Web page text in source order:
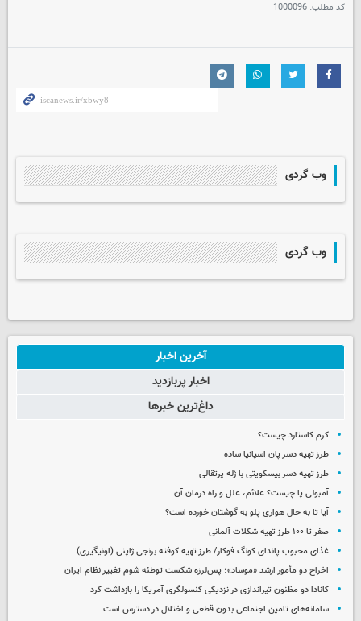
کد مطلب: 1000096
وب گردی
وب گردی
آخرین اخبار
اخبار پربازدید
داغ‌ترین خبرها
کرم کاستارد چیست؟
طرز تهیه دسر پان اسپانیا ساده
طرز تهیه دسر بیسکویتی با ژله پرتقالی
آمبولی پا چیست؟ علائم، علل و راه درمان آن
آیا تا به حال هواری پلو به گوشتان خورده است؟
صفر تا ۱۰۰ طرز تهیه شکلات آلمانی
غذای محبوب پاندای کونگ فوکار/ طرز تهیه کوفته برنجی ژاپنی (اونیگیری)
اخراج دو مأمور ارشد «موساد»؛ پس‌لرزه شکست توطئه شوم تغییر نظام ایران
کانادا دو مظنون تیراندازی در نزدیکی کنسولگری آمریکا را بازداشت کرد
سامانه‌های تامین اجتماعی بدون قطعی و اختلال در دسترس است